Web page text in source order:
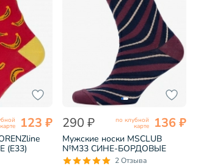
карте 123 ₽
(Е33)
290 ₽ по клубной
карте 136 ₽
Мужские носки MSCLUB
№М33 СИНЕ-БОРДОВЫЕ
(nm-355)
2 Отзыва